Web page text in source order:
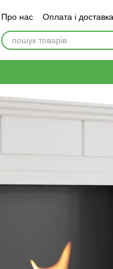
Про нас Оплата і доставка